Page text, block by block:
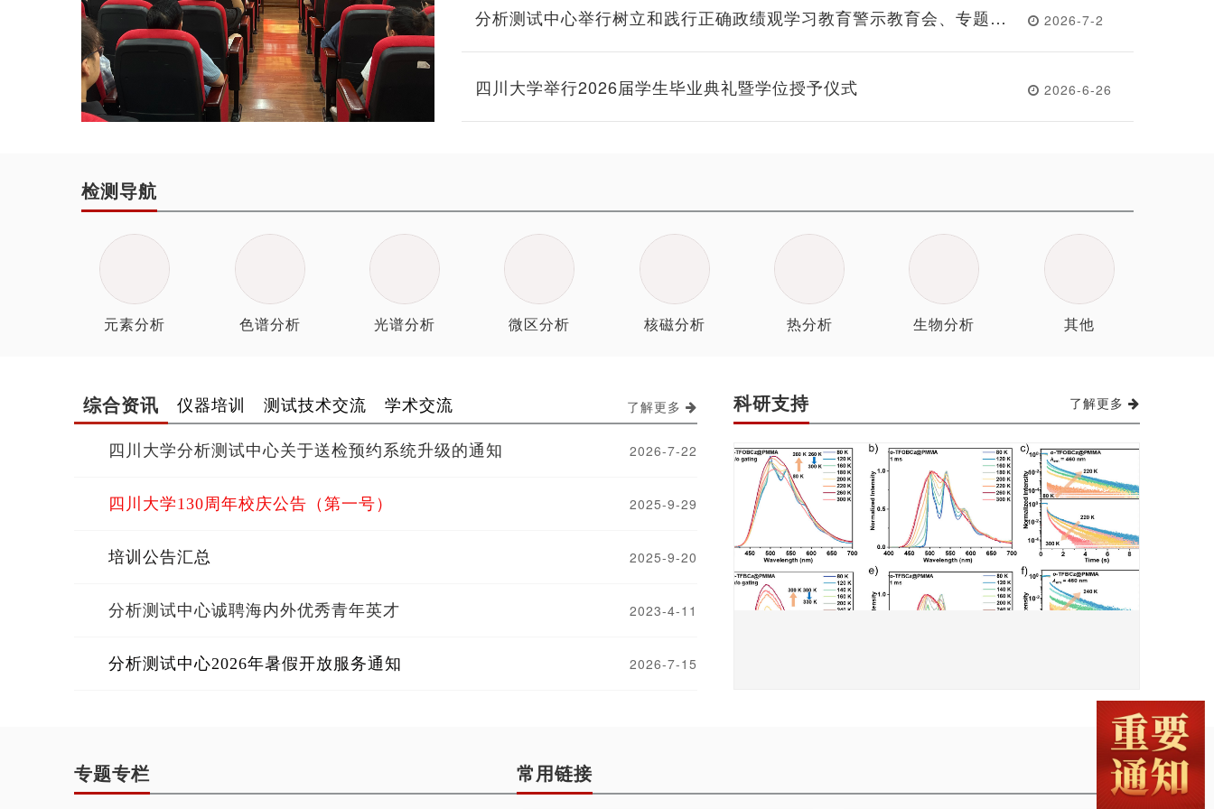
分析测试中心举行树立和践行正确政绩观学习教育警示教育会、专题党
课暨迎“七一”表彰大会
2026-7-2
四川大学举行2026届学生毕业典礼暨学位授予仪式 2026-6-26
检测导航
元素分析 色谱分析 光谱分析 微区分析 核磁分析 热分析 生物分析 其他
综合资讯 仪器培训 测试技术交流 学术交流
四川大学分析测试中心关于送检预约系统升级的通知 2026-7-22
四川大学130周年校庆公告（第一号） 2025-9-29
培训公告汇总 2025-9-20
分析测试中心诚聘海内外优秀青年英才 2023-4-11
分析测试中心2026年暑假开放服务通知 2026-7-15
了解更多 科研支持 了解更多
专题专栏 常用链接